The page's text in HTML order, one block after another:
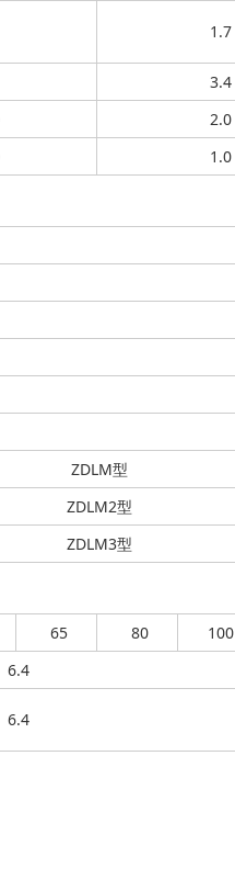
1.7
3.4
2.0
1.0
ZDLM型
ZDLM2型
ZDLM3型
65 80 100
6.4
6.4